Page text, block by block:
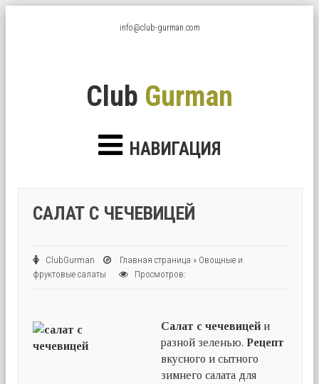
Club Gurman
info@club-gurman.com
НАВИГАЦИЯ
САЛАТ С ЧЕЧЕВИЦЕЙ
ClubGurman Главная страница » Овощные и
фруктовые салаты
Просмотров:
Салат с чечевицей и
разной зеленью.Рецепт
вкусного и сытного
зимнего салата для